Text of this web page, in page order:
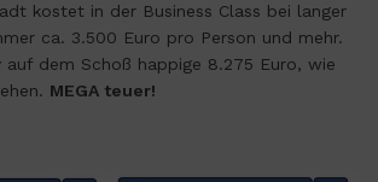
kostet in der Business Class bei langer
ca. 3.500 Euro pro Person und mehr.
auf dem Schoß happige 8.275 Euro, wie
MEGA teuer!